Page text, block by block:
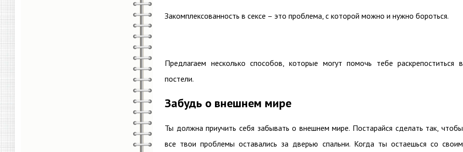
Закомплексованность в сексе – это проблема, с которой можно и нужно бороться.
Предлагаем несколько способов, которые могут помочь тебе раскрепоститься в
постели.
Забудь о внешнем мире
Ты должна приучить себя забывать о внешнем мире. Постарайся сделать так, чтобы
все твои проблемы оставались за дверью спальни. Когда ты остаешься со своим